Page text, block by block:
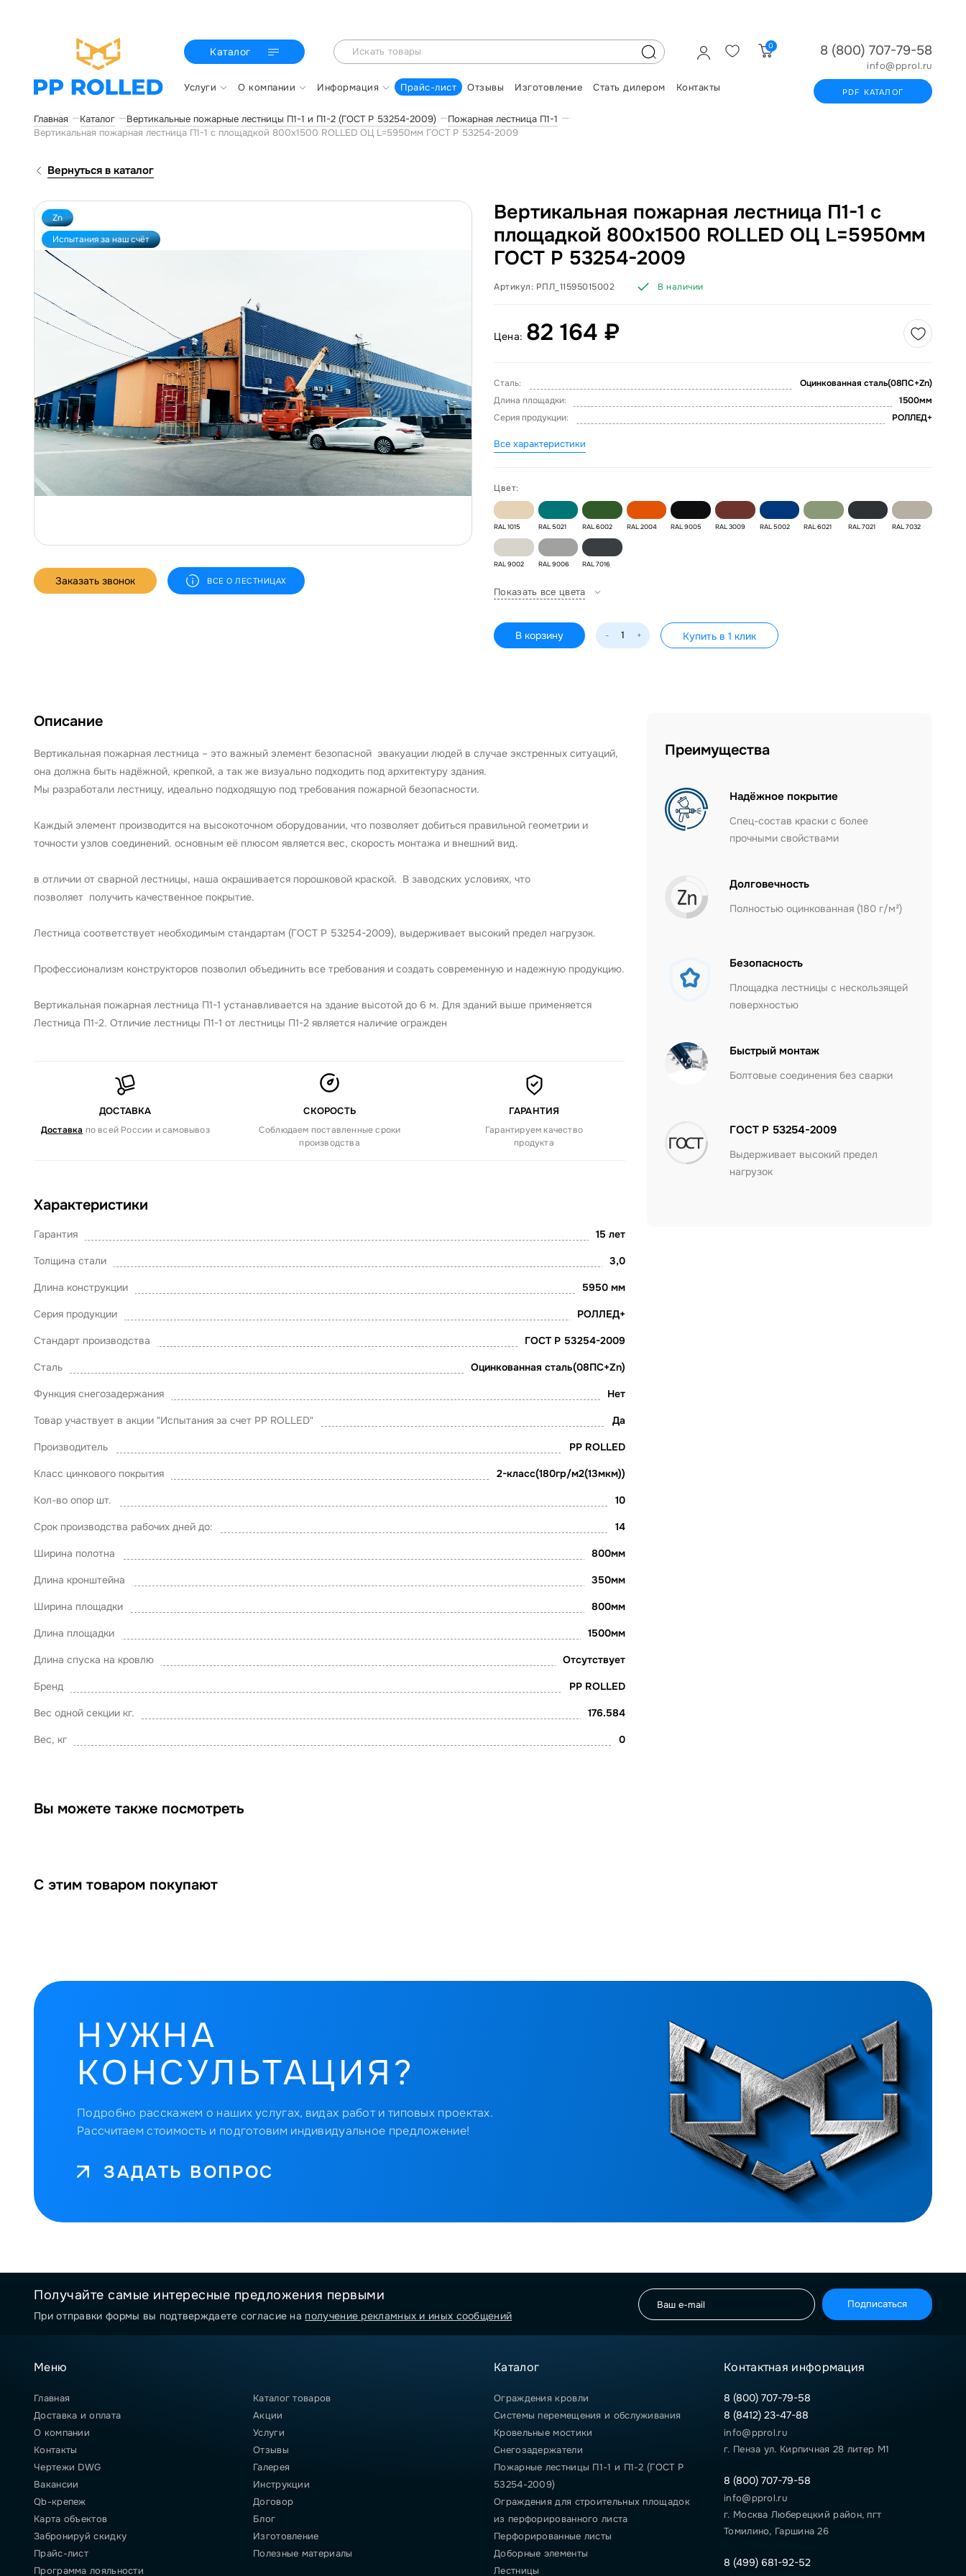
Каталог 0
Услуги О компании Информация Прайс-лист Отзывы Изготовление Стать дилером Контакты
8 (800) 707-79-58
info@pprol.ru
PDF КАТАЛОГ
Главная Каталог Вертикальные пожарные лестницы П1-1 и П1-2 (ГОСТ Р 53254-2009)
Пожарная лестница П1-1
Вертикальная пожарная лестница П1-1 с площадкой 800х1500 ROLLED ОЦ L=5950мм ГОСТ Р 53254-2009
Вернуться в каталог
Zn
Испытания за наш счёт
Заказать звонок ВСЕ О ЛЕСТНИЦАХ
Вертикальная пожарная лестница П1-1 с
площадкой 800х1500 ROLLED ОЦ L=5950мм
ГОСТ Р 53254-2009
Артикул: РПЛ_11595015002 В наличии
Цена: 82 164 ₽
Сталь:
Оцинкованная сталь(08ПС+Zn)
Длина площадки:
1500мм
Серия продукции:
РОЛЛЕД+
Все характеристики
Цвет:
RAL 1015 RAL 5021 RAL 6002 RAL 2004 RAL 9005 RAL 3009 RAL 5002 RAL 6021 RAL 7021 RAL 7032
RAL 9002 RAL 9006 RAL 7016
Показать все цвета
В корзину - + Купить в 1 клик
Описание
Вертикальная пожарная лестница – это важный элемент безопасной эвакуации людей в случае экстренных ситуаций,
она должна быть надёжной, крепкой, а так же визуально подходить под архитектуру здания.
Мы разработали лестницу, идеально подходящую под требования пожарной безопасности.
Каждый элемент производится на высокоточном оборудовании, что позволяет добиться правильной геометрии и
точности узлов соединений. основным её плюсом является вес, скорость монтажа и внешний вид.
в отличии от сварной лестницы, наша окрашивается порошковой краской. В заводских условиях, что
позволяет получить качественное покрытие.
Лестница соответствует необходимым стандартам (ГОСТ Р 53254-2009), выдерживает высокий предел нагрузок.
Профессионализм конструкторов позволил объединить все требования и создать современную и надежную продукцию.
Вертикальная пожарная лестница П1-1 устанавливается на здание высотой до 6 м. Для зданий выше применяется
Лестница П1-2. Отличие лестницы П1-1 от лестницы П1-2 является наличие огражден
ДОСТАВКА
Доставка по всей России и самовывоз
СКОРОСТЬ
Соблюдаем поставленные сроки
производства
ГАРАНТИЯ
Гарантируем качество
продукта
Характеристики
Гарантия 15 лет
Толщина стали 3,0
Длина конструкции 5950 мм
Серия продукции РОЛЛЕД+
Стандарт производства ГОСТ Р 53254-2009
Сталь Оцинкованная сталь(08ПС+Zn)
Функция снегозадержания Нет
Товар участвует в акции "Испытания за счет PP ROLLED" Да
Производитель PP ROLLED
Класс цинкового покрытия 2-класс(180гр/м2(13мкм))
Кол-во опор шт. 10
Срок производства рабочих дней до: 14
Ширина полотна 800мм
Длина кронштейна 350мм
Ширина площадки 800мм
Длина площадки 1500мм
Длина спуска на кровлю Отсутствует
Бренд PP ROLLED
Вес одной секции кг. 176.584
Вес, кг 0
Преимущества
Надёжное покрытие
Спец-состав краски с более
прочными свойствами
Долговечность
Полностью оцинкованная (180 г/м²)
Безопасность
Площадка лестницы с нескользящей
поверхностью
Быстрый монтаж
Болтовые соединения без сварки
ГОСТ Р 53254-2009
Выдерживает высокий предел
нагрузок
Вы можете также посмотреть
С этим товаром покупают
НУЖНА
КОНСУЛЬТАЦИЯ?
Подробно расскажем о наших услугах, видах работ и типовых проектах.
Рассчитаем стоимость и подготовим индивидуальное предложение!
ЗАДАТЬ ВОПРОС
Получайте самые интересные предложения первыми
При отправки формы вы подтверждаете согласие на получение рекламных и иных сообщений
Подписаться
Меню
Главная
Каталог товаров
Доставка и оплата
Акции
О компании
Услуги
Контакты
Отзывы
Чертежи DWG
Галерея
Вакансии
Инструкции
Qb-крепеж
Договор
Карта объектов
Блог
Забронируй скидку
Изготовление
Прайс-лист
Полезные материалы
Программа лояльности
Каталог
Ограждения кровли
Системы перемещения и обслуживания
Кровельные мостики
Снегозадержатели
Пожарные лестницы П1-1 и П1-2 (ГОСТ Р
53254-2009)
Ограждения для строительных площадок
из перфорированного листа
Перфорированные листы
Доборные элементы
Лестницы
Контактная информация
8 (800) 707-79-58
8 (8412) 23-47-88
info@pprol.ru
г. Пенза ул. Кирпичная 28 литер М1
8 (800) 707-79-58
info@pprol.ru
г. Москва Люберецкий район, пгт
Томилино, Гаршина 26
8 (499) 681-92-52